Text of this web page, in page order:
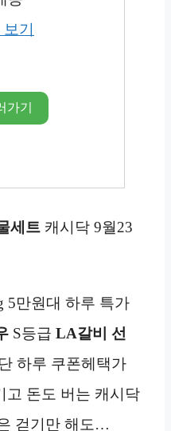
기
가기
세트 캐시닥 9월23
5만원대 하루 특가
S등급 LA갈비 선
하루 쿠폰헤택가
고 돈도 버는 캐시닥
걷기만 해도…